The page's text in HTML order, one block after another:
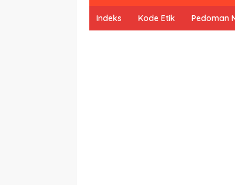
Indeks Kode Etik Pedoman